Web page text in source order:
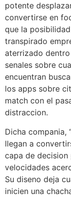
potente
convertirse en
que la
transpirado
aterrizado
senales sobre
encuentran
los apps sobre
match con el
distraccion.
Dicha compania,
llegan a
capa de decision
velocidades
Su diseno deja
inicien una